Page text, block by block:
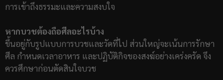
การเข้าถึงธรรมะและความสงบใจ
หากบวชต้องถือศีลอะไรบ้าง
ขึ้นอยู่กับรูปแบบการบวชและวัดที่ไป ส่วนใหญ่จะเน้นการรักษา
ศีล กำหนดเวลาอาหาร และปฏิบัติกิจของสงฆ์อย่างเคร่งครัด จึง
ควรศึกษาก่อนตัดสินใจบวช